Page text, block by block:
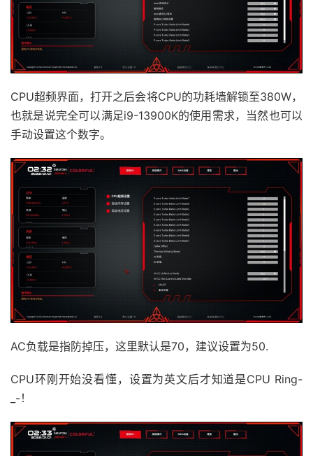
CPU超频界面，打开之后会将CPU的功耗墙解锁至380W，
也就是说完全可以满足i9-13900K的使用需求，当然也可以
手动设置这个数字。
AC负载是指防掉压，这里默认是70，建议设置为50.
CPU环刚开始没看懂，设置为英文后才知道是CPU Ring-
_-！